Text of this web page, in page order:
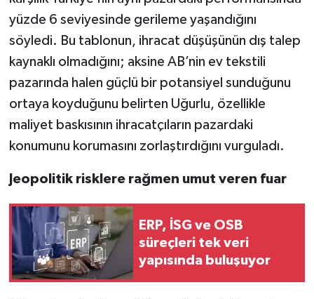
yüzde 6 seviyesinde gerileme yaşandığını
söyledi. Bu tablonun, ihracat düşüşünün dış talep
kaynaklı olmadığını; aksine AB’nin ev tekstili
pazarında halen güçlü bir potansiyel sunduğunu
ortaya koyduğunu belirten Uğurlu, özellikle
maliyet baskısının ihracatçıların pazardaki
konumunu korumasını zorlaştırdığını vurguladı.
Jeopolitik risklere rağmen umut veren fuar
ERP, İSG ve OSB
süreçleri tek veri
yapısında buluşuyor